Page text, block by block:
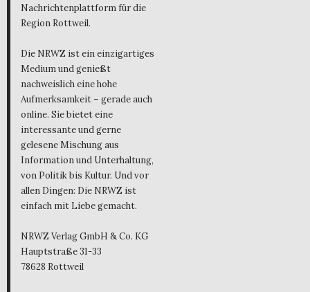
Nachrichtenplattform für die
Region Rottweil.
Die NRWZ ist ein einzigartiges
Medium und genießt
nachweislich eine hohe
Aufmerksamkeit – gerade auch
online. Sie bietet eine
interessante und gerne
gelesene Mischung aus
Information und Unterhaltung,
von Politik bis Kultur. Und vor
allen Dingen: Die NRWZ ist
einfach mit Liebe gemacht.
NRWZ Verlag GmbH & Co. KG
Hauptstraße 31-33
78628 Rottweil